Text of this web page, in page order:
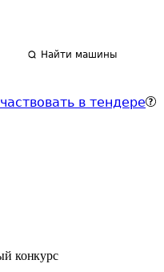
Найти машины
в тендере
конкурс